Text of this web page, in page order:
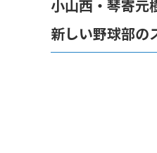
小山西・琴寄元
新しい野球部の